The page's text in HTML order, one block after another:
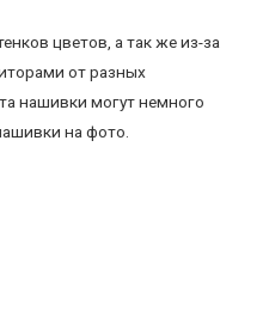
цветов, а так же из-за
от разных
нашивки могут немного
на фото.